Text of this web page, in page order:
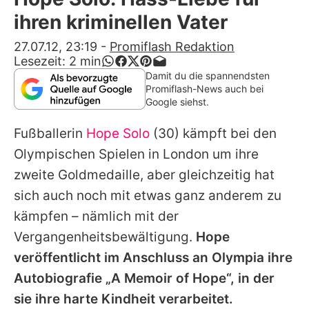
Alle Themen auf Promiflash
App runterladen
Team
Redaktionelle Richtlinien
Impressum
Datenschutzerklärung
Nutzungsbedingungen
Utiq verwalten
ihren kriminellen Vater
27.07.12, 23:19 - Promiflash Redaktion
Lesezeit: 2 min
Damit du die spannendsten
Promiflash-News auch bei
Google siehst.
Fußballerin Hope Solo (30) kämpft bei den
Olympischen Spielen in London um ihre
zweite Goldmedaille, aber gleichzeitig hat
sich auch noch mit etwas ganz anderem zu
kämpfen – nämlich mit der
Vergangenheitsbewältigung. Hope
veröffentlicht im Anschluss an Olympia ihre
Autobiografie „A Memoir of Hope“, in der
sie ihre harte Kindheit verarbeitet.